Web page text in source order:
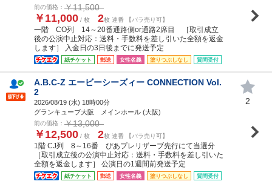
前の価格： ￥11,500
￥11,000 / 枚 2枚 連番 【バラ売り可】
一階 CO列 14～20番通路側or通路2席目 ［取引成立
後の公演中止対応：送料・手数料を差し引いた全額を返金
します］ 入金日の3日後までに発送予定
紙チケット 郵送 女性名義 塗りつぶしなし 質問受付
A.B.C-Z エービーシーズィー CONNECTION Vol.
2
2026/08/19 (水) 18時00分
グランキューブ大阪 メインホール (大阪)
前の価格： ￥13,000
￥12,500 / 枚 2枚 連番 【バラ売り可】
1階 CJ列 8～16番 ぴあプレリザーブ先行にて当選分
［取引成立後の公演中止対応：送料・手数料を差し引いた
全額を返金します］ 公演日の1週間前発送予定
紙チケット 郵送 女性名義 塗りつぶしなし 質問受付
2